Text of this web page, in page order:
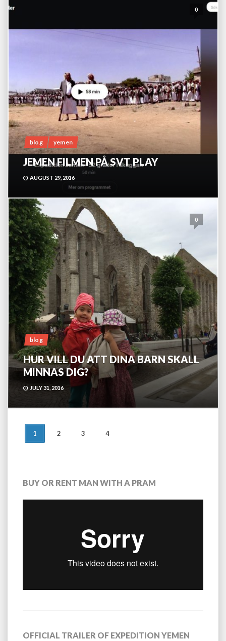
0
blog yemen
JEMEN FILMEN PÅ SVT PLAY
AUGUST 29, 2016
0
blog
HUR VILL DU ATT DINA BARN SKALL
MINNAS DIG?
JULY 31, 2016
POSTS
1 2 3 4
BUY OR RENT MAN WITH A PRAM
OFFICIAL TRAILER OF EXPEDITION YEMEN